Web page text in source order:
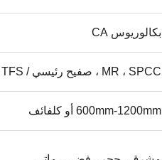
بكالوريوس CA
MR ، SPCC ، صفيح رئيسي / TFS
600mm-1200mm أو كلفائف